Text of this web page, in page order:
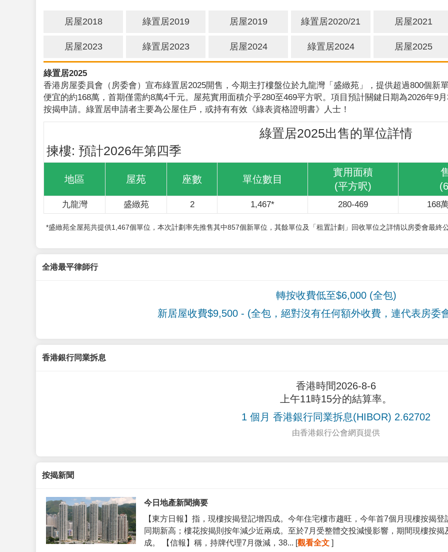
居屋2018 綠置居2019 居屋2019 綠置居2020/21 居屋2021
居屋2023 綠置居2023 居屋2024 綠置居2024 居屋2025
綠置居2025
香港房屋委員會（房委會）宣布綠置居2025開售，今期主打樓盤位於九龍灣「盛緻苑」，提供超過800個新
便宜的約168萬，首期僅需約8萬4千元。屋苑實用面積介乎280至469平方呎。項目預計關鍵日期為2026年9
按揭申請。綠置居申請者主要為公屋住戶，或持有有效《綠表資格證明書》人士！
綠置居2025出售的單位詳情
揀樓: 預計2026年第四季
地區 屋苑 座數 單位數目
實用面積
(平方呎)
九龍灣 盛緻苑 2 1,467* 280-469 168
*盛緻苑全屋苑共提供1,467個單位，本次計劃率先推售其中857個新單位，其餘單位及「租置計劃」回收單位之詳情以房委會最終
全港最平律師行
轉按收費低至$6,000 (全包)
新居屋收費$9,500 - (全包，絕對沒有任何額外收費，連代表房委
香港銀行同業拆息
香港時間2026-8-6
上午11時15分的結算率。
1 個月 香港銀行同業拆息(HIBOR) 2.62702
由香港銀行公會網頁提供
按揭新聞
今日地產新聞摘要
【東方日報】指，現樓按揭登記增四成。今年住宅樓市趨旺，今年首7個月現樓按揭
同期新高；樓花按揭則按年減少近兩成。至於7月受整體交投減慢影響，期間現樓按
成。 【信報】稱，持牌代理7月微減，38... [觀看全文 ]